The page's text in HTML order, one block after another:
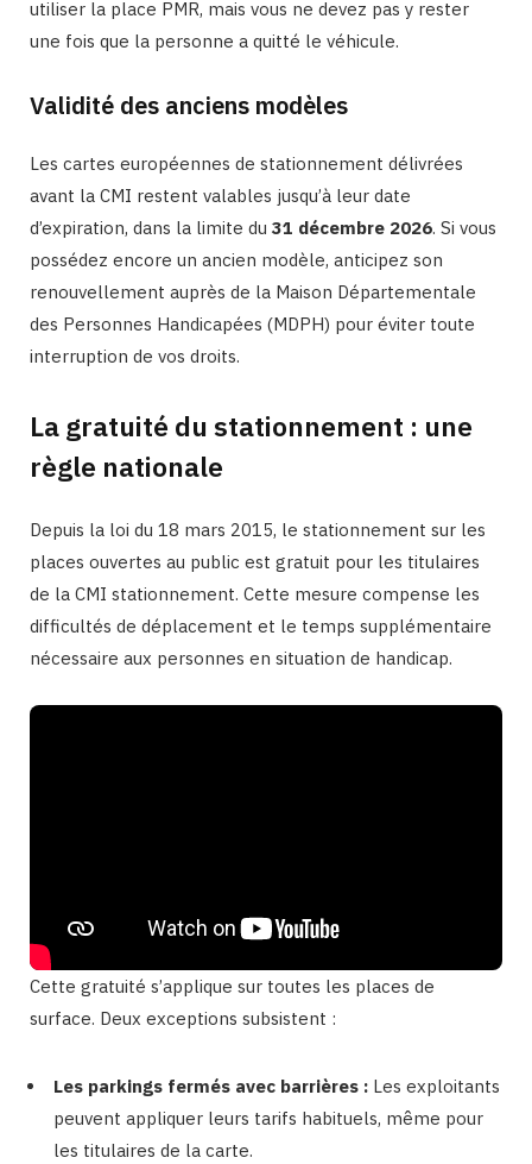
utiliser la place PMR, mais vous ne devez pas y rester
une fois que la personne a quitté le véhicule.
Validité des anciens modèles
Les cartes européennes de stationnement délivrées
avant la CMI restent valables jusqu’à leur date
d’expiration, dans la limite du 31 décembre 2026. Si vous
possédez encore un ancien modèle, anticipez son
renouvellement auprès de la Maison Départementale
des Personnes Handicapées (MDPH) pour éviter toute
interruption de vos droits.
La gratuité du stationnement : une
règle nationale
Depuis la loi du 18 mars 2015, le stationnement sur les
places ouvertes au public est gratuit pour les titulaires
de la CMI stationnement. Cette mesure compense les
difficultés de déplacement et le temps supplémentaire
nécessaire aux personnes en situation de handicap.
Cette gratuité s’applique sur toutes les places de
surface. Deux exceptions subsistent :
Les parkings fermés avec barrières : Les exploitants
peuvent appliquer leurs tarifs habituels, même pour
les titulaires de la carte.